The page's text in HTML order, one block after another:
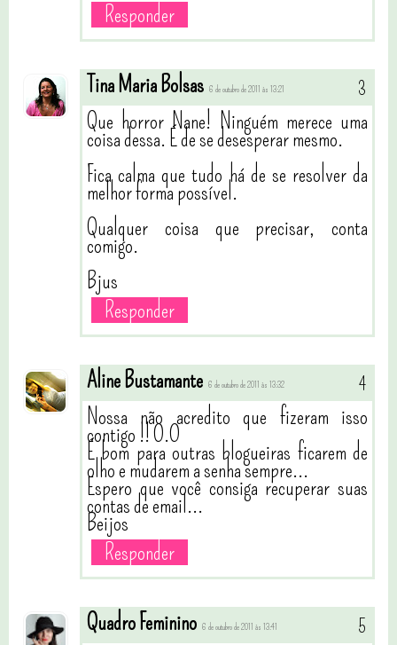
Responder
Tina Maria Bolsas 6 de outubro de 2011 às 13:21
Que horror Nane! Ninguém merece uma
coisa dessa. É de se desesperar mesmo.
Fica calma que tudo há de se resolver da
melhor forma possível.
Qualquer coisa que precisar, conta
comigo.
Bjus
Responder
Aline Bustamante 6 de outubro de 2011 às 13:32
Nossa não acredito que fizeram isso
contigo !! O.O
É bom para outras blogueiras ficarem de
olho e mudarem a senha sempre...
Espero que você consiga recuperar suas
contas de email...
Beijos
Responder
Quadro Feminino 6 de outubro de 2011 às 13:41